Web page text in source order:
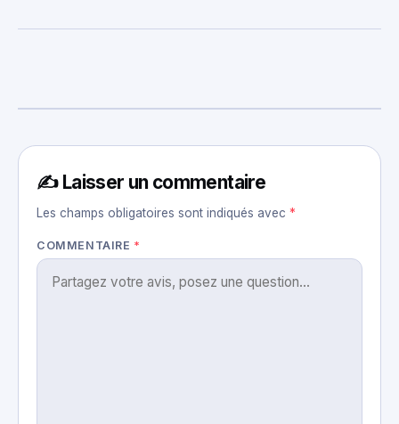
✍️ Laisser un commentaire
Les champs obligatoires sont indiqués avec *
COMMENTAIRE *